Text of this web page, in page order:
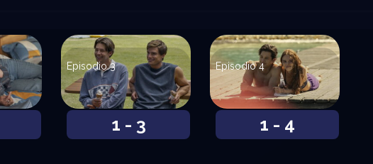
1 - 3
Episodio 3
1 - 4
Episodio 4